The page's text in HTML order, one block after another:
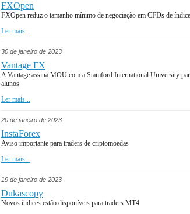
FXOpen
FXOpen reduz o tamanho mínimo de negociação em CFDs de índice
Ler mais...
30 de janeiro de 2023
Vantage FX
A Vantage assina MOU com a Stamford International University
alunos
Ler mais...
20 de janeiro de 2023
InstaForex
Aviso importante para traders de criptomoedas
Ler mais...
19 de janeiro de 2023
Dukascopy
Novos índices estão disponíveis para traders MT4